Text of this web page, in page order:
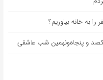
به خانه بیاوریم؟
و پنجاه‌ونهمین شب عاشقی